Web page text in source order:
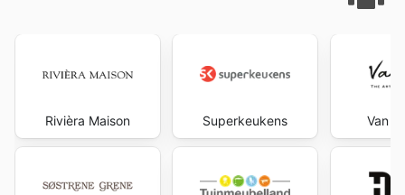
Rivièra Maison Superkeukens Van